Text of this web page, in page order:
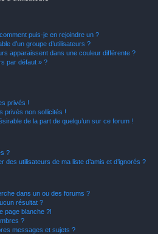
puis-je en rejoindre un ?
d’un groupe d’utilisateurs ?
apparaissent dans une couleur différente ?
par défaut » ?
privés !
privés non sollicités !
de la part de quelqu’un sur ce forum !
?
des utilisateurs de ma liste d’amis et d’ignorés ?
dans un ou des forums ?
résultat ?
page blanche ?!
?
messages et sujets ?